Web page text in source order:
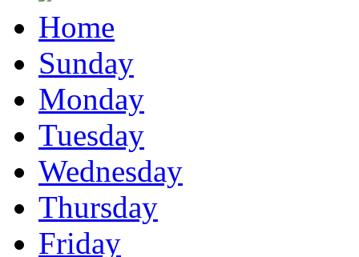
Home
Sunday
Monday
Tuesday
Wednesday
Thursday
Friday